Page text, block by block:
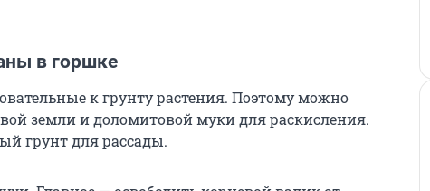
в горшке
к грунту растения. Поэтому можно
земли и доломитовой муки для раскисления.
грунт для рассады.